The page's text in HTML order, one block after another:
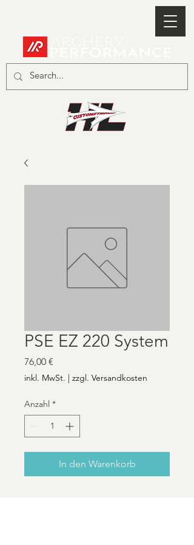
PSE EZ 220 System
76,00 €
inkl. MwSt. | zzgl. Versandkosten
Anzahl *
In den Warenkorb